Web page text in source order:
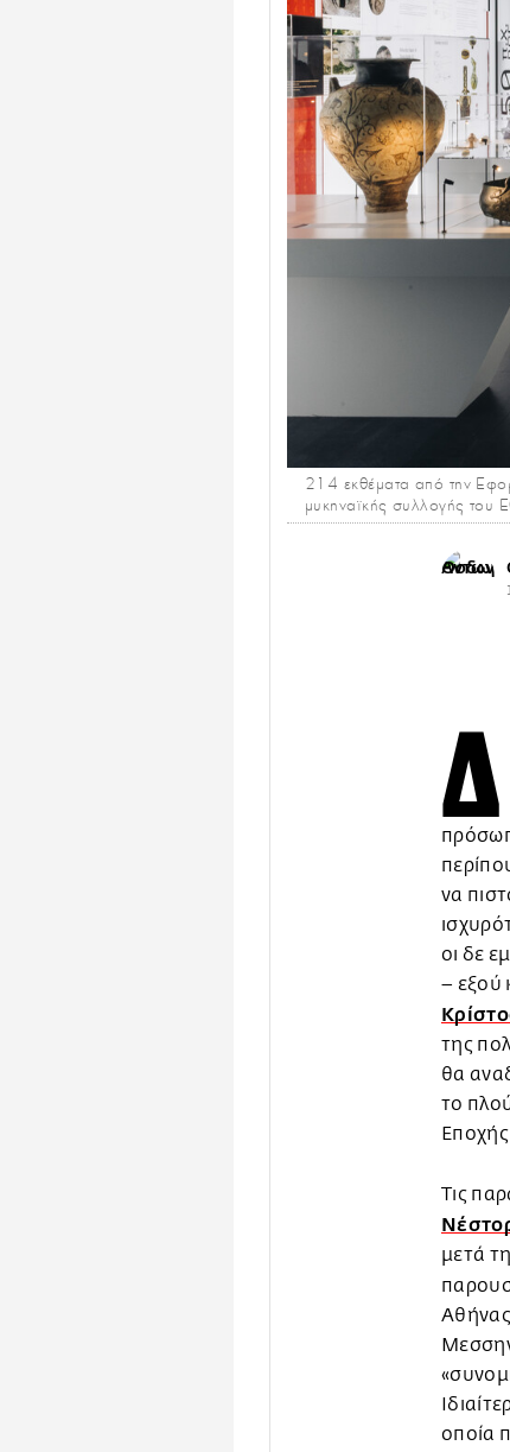
214 εκθέματα από την
μυκηναϊκής συλλογής του
Δ
να
οι δε
– εξού
της
θα
το
Τις
μετά
οποία